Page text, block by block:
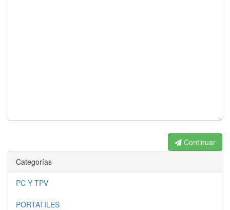
Continuar
Categorías
PC Y TPV
PORTATILES